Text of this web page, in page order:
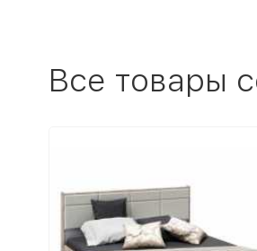
Все товары